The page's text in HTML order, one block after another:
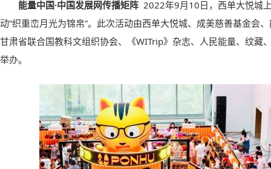
能量中国·中国发展网传播矩阵 2022年9月10日，西单大悦城
动“织重峦月光为锦帛”。此次活动由西单大悦城、成美慈善基金会
甘肃省联合国教科文组织协会、《WITrip》杂志、人民能量、纹藏
举办。